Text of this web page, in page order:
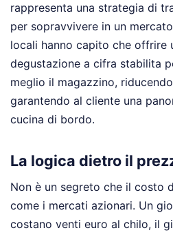
rappresenta una strategia di
per sopravvivere in un
locali hanno capito che offrire
degustazione a cifra stabilita
meglio il magazzino,
garantendo al cliente una
cucina di bordo.
La logica dietro il
Non è un segreto che il costo
come i mercati azionari. Un
costano venti euro al chilo, il